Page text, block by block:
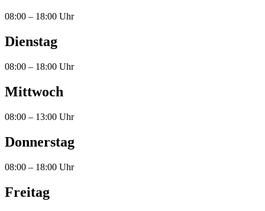
08:00 – 18:00 Uhr
Dienstag
08:00 – 18:00 Uhr
Mittwoch
08:00 – 13:00 Uhr
Donnerstag
08:00 – 18:00 Uhr
Freitag